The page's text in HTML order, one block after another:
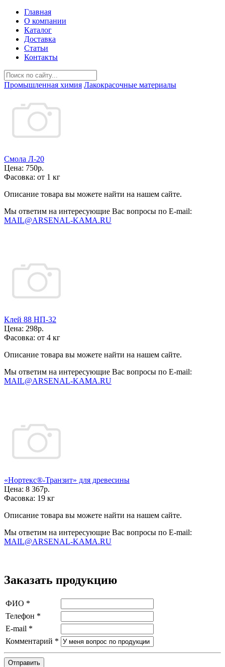
Главная
О компании
Каталог
Доставка
Статьи
Контакты
Промышленная химия Лакокрасочные материалы
Смола Л-20
Цена: 750р.
Фасовка: от 1 кг
Описание товара вы можете найти на нашем сайте.
Мы ответим на интересующие Вас вопросы по E-mail:
MAIL@ARSENAL-KAMA.RU
Клей 88 НП-32
Цена: 298р.
Фасовка: от 4 кг
Описание товара вы можете найти на нашем сайте.
Мы ответим на интересующие Вас вопросы по E-mail:
MAIL@ARSENAL-KAMA.RU
«Нортекс®-Транзит» для древесины
Цена: 8 367р.
Фасовка: 19 кг
Описание товара вы можете найти на нашем сайте.
Мы ответим на интересующие Вас вопросы по E-mail:
MAIL@ARSENAL-KAMA.RU
Заказать продукцию
ФИО *
Телефон *
E-mail *
Комментарий *
Отправить